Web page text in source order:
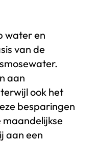
water en
van de
aan
ook het
besparingen
aan een